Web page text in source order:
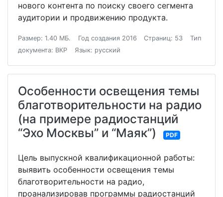
нового контента по поиску своего сегмента
аудитории и продвижению продукта.
Размер: 1.40 МБ. Год создания 2016 Страниц: 53
Тип
документа: ВКР
Язык: русский
Особенности освещения темы
благотворительности на радио
(на примере радиостанций
“Эхо Москвы” и “Маяк”)
PDF
Цель выпускной квалификационной работы:
выявить особенности освещения темы
благотворительности на радио,
проанализировав программы радиостанций